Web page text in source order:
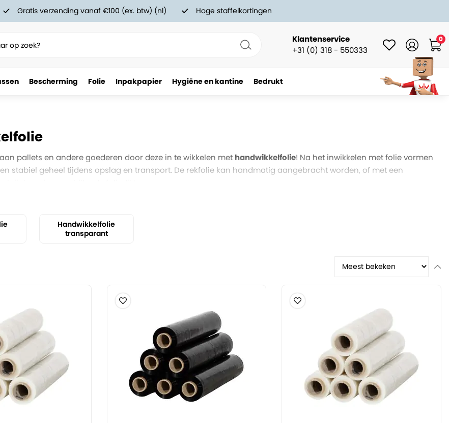
Gratis verzending vanaf €100 (ex. btw) (nl) Hoge staffelkortingen
Klantenservice
+31 (0) 318 - 550333
0
Bescherming Folie Inpakpapier Hygiëne en kantine Bedrukt
pallets en andere goederen door deze in te wikkelen met handwikkelfolie! Na het inwikkelen met folie vormen
stabiel geheel tijdens opslag en transport. De rekfolie kan handmatig aangebracht worden, of met een
Handwikkelfolie
transparant